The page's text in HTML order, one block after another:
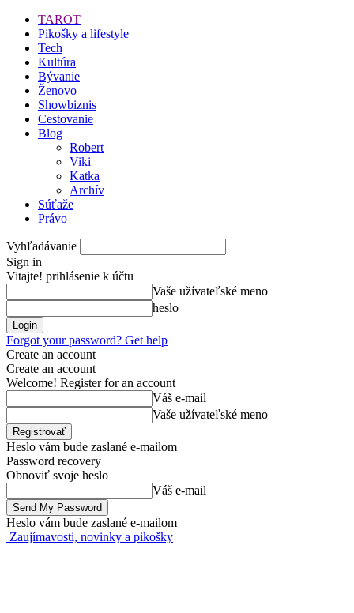
TAROT
Pikošky a lifestyle
Tech
Kultúra
Bývanie
Ženovo
Showbiznis
Cestovanie
Blog
Robert
Viki
Katka
Archív
Súťaže
Právo
Vyhľadávanie
Sign in
Vitajte! prihlásenie k účtu
Vaše užívateľské meno
heslo
Forgot your password? Get help
Create an account
Create an account
Welcome! Register for an account
Váš e-mail
Vaše užívateľské meno
Heslo vám bude zaslané e-mailom
Password recovery
Obnoviť svoje heslo
Váš e-mail
Heslo vám bude zaslané e-mailom
Zaujímavosti, novinky a pikošky